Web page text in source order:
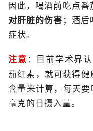
因此，喝酒前吃点
对肝脏的伤害 ；酒
症状。
注意 ：目前学术界
茄红素，就可获得
含量来计算，每天要
毫克的日摄入量。